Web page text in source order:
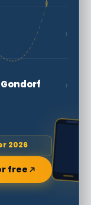
›
›
2026
free